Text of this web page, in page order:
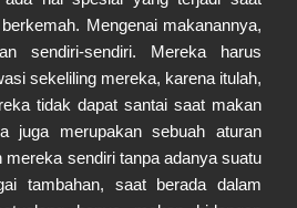
Mengenai makanannya,
sendiri-sendiri. Mereka harus
sekeliling mereka, karena itulah,
tidak dapat santai saat makan
juga merupakan sebuah aturan
sendiri tanpa adanya suatu
tambahan, saat berada dalam